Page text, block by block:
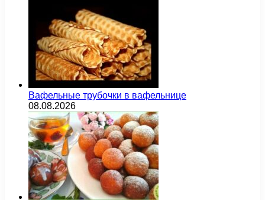
Вафельные трубочки в вафельнице
08.08.2026